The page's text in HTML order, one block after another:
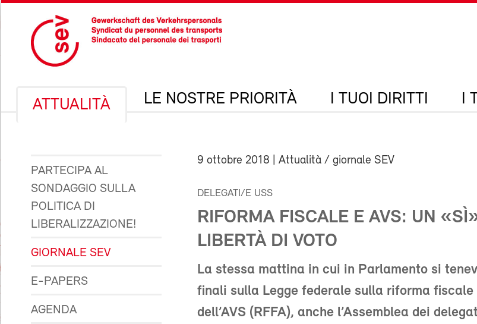
ATTUALITÀ LE NOSTRE PRIORITÀ I TUOI DIRITTI I
PARTECIPA AL
SONDAGGIO SULLA
POLITICA DI
LIBERALIZZAZIONE!
GIORNALE SEV
E-PAPERS
AGENDA
9 ottobre 2018 | Attualità / giornale SEV
DELEGATI/E USS
RIFORMA FISCALE E AVS: UN
LIBERTÀ DI VOTO
La stessa mattina in cui in Parlamento si
finali sulla Legge federale sulla riforma
dell’AVS (RFFA), anche l’Assemblea dei